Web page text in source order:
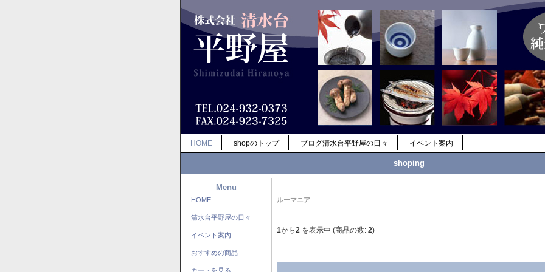
HOME shopのトップ ブログ清水台平野屋の日々 イベント案内
shoping
Menu
HOME
清水台平野屋の日々
イベント案内
おすすめの商品
カートを見る
ルーマニア
1から2 を表示中 (商品の数: 2)